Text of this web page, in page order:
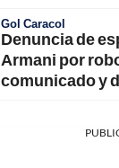
Gol Caracol
Denuncia de
Armani por
comunicado y